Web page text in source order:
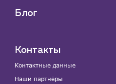
Блог
Контакты
Контактные данные
Наши партнёры